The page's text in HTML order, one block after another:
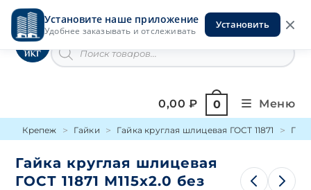
Установите наше приложение
Удобнее заказывать и отслеживать
Установить
Перейти
содержимомуИнструменты на Горской
товаров
0,00₽ 0 Меню
Крепеж Гайки Гайка круглая шлицевая ГОСТ 11871
Гайка круглая шлицевая
ГОСТ 11871 М115х2.0 без